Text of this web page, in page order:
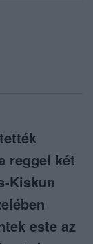
reggel két
Kiskun
este az